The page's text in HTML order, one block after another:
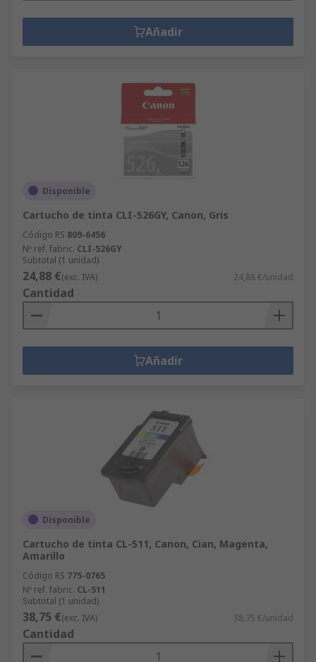
Añadir
Disponible
Cartucho de tinta CLI-526GY, Canon, Gris
Código RS 809-6456
Nº ref. fabric. CLI-526GY
Subtotal (1 unidad)
24,88 €(exc. IVA) 24,88 €/unidad
Cantidad
Añadir
Disponible
Cartucho de tinta CL-511, Canon, Cian, Magenta,
Amarillo
Código RS 775-0765
Nº ref. fabric. CL-511
Subtotal (1 unidad)
38,75 €(exc. IVA) 38,75 €/unidad
Cantidad